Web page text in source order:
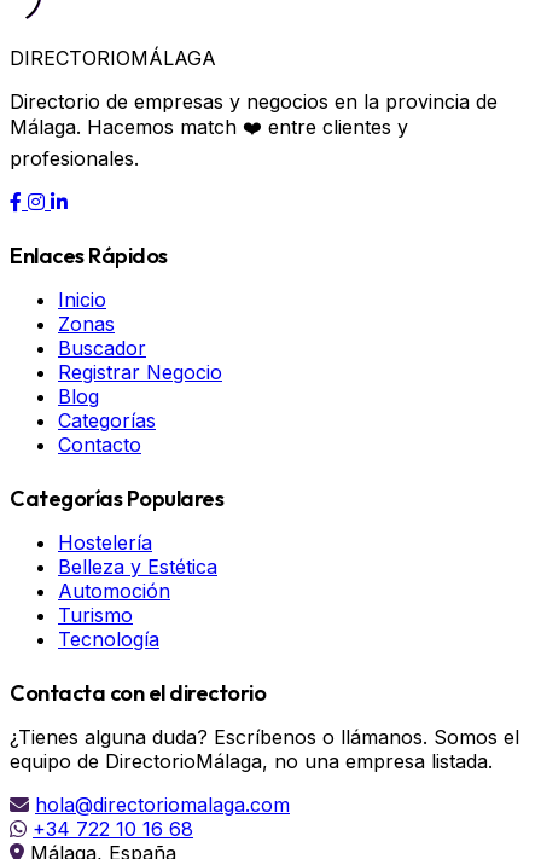
DIRECTORIOMÁLAGA
Directorio de empresas y negocios en la provincia de
Málaga. Hacemos match ❤️ entre clientes y
profesionales.
Enlaces Rápidos
Inicio
Zonas
Buscador
Registrar Negocio
Blog
Categorías
Contacto
Categorías Populares
Hostelería
Belleza y Estética
Automoción
Turismo
Tecnología
Contacta con el directorio
¿Tienes alguna duda? Escríbenos o llámanos. Somos el
equipo de DirectorioMálaga, no una empresa listada.
hola@directoriomalaga.com
+34 722 10 16 68
Málaga, España